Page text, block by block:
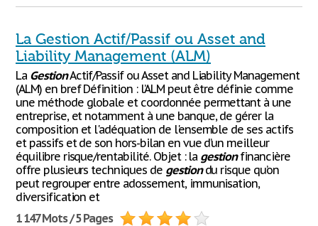
La Gestion Actif/Passif ou Asset and
Liability Management (ALM)
La GestionActif/Passif ou Asset and Liability Management
(ALM) en bref Définition : l’ALM peut être définie comme
une méthode globale et coordonnée permettant à une
entreprise, et notamment à une banque, de gérer la
composition et l'adéquation de l'ensemble de ses actifs
et passifs et de son hors-bilan en vue d’un meilleur
équilibre risque/rentabilité. Objet : la gestionfinancière
offre plusieurs techniques de gestiondu risque qu’on
peut regrouper entre adossement, immunisation,
diversification et
1 147 Mots / 5 Pages